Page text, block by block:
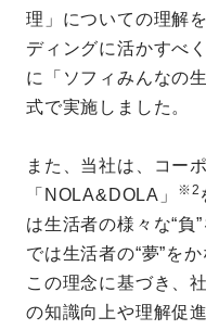
理」についての理解
ディングに活かすべ
に「ソフィみんなの
式で実施しました。
また、当社は、コー
「NOLA&DOLA」
※2
は生活者の様々な“負
では生活者の“夢”を
この理念に基づき、
の知識向上や理解促